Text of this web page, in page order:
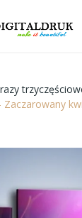
Zaczarowany